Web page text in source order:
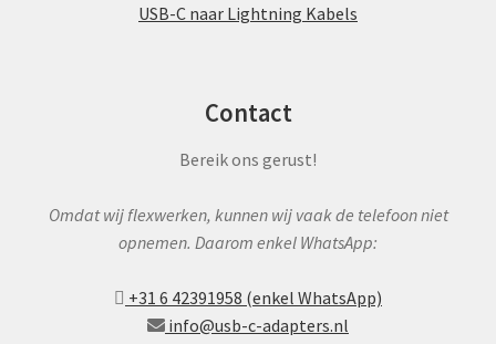
USB-C naar Lightning Kabels
Contact
Bereik ons gerust!
Omdat wij flexwerken, kunnen wij vaak de telefoon niet
opnemen. Daarom enkel WhatsApp:
+31 6 42391958 (enkel WhatsApp)
info@usb-c-adapters.nl